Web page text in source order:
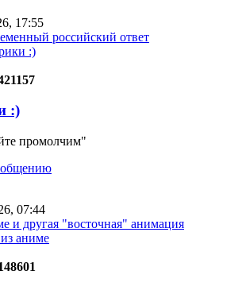
17:55
российский ответ
:)
:)
промолчим"
07:44
и другая "восточная" анимация
аниме